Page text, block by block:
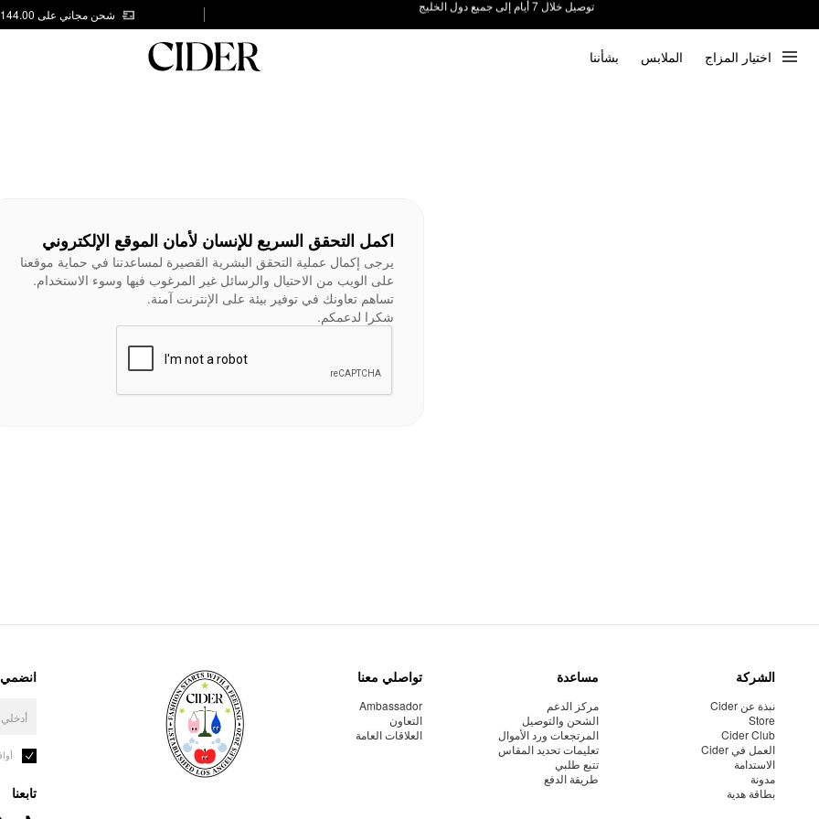
شحن مجاني على AED 144.00
اختيار المزاج الملابس بشأننا
اكمل التحقق السريع للإنسان لأمان الموقع الإلكتروني
يرجى إكمال عملية التحقق البشرية القصيرة لمساعدتنا في حماية موقعنا
على الويب من الاحتيال والرسائل غير المرغوب فيها وسوء الاستخدام.
تساهم تعاونك في توفير بيئة على الإنترنت آمنة.
شكرا لدعمكم.
الشركة
نبذة عن Cider
Store
Cider Club
العمل في Cider
الاستدامة
مدونة
بطاقة هدية
مساعدة
مركز الدعم
الشحن والتوصيل
المرتجعات ورد الأموال
تعليمات تحديد المقاس
تتبع طلبي
طريقة الدفع
تواصلي معنا
Ambassador
التعاون
العلاقات العامة
انضمي
تابعنا